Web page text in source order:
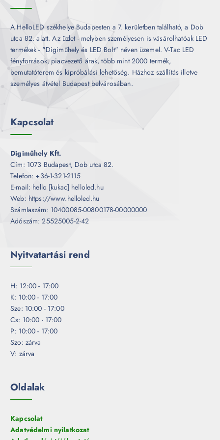
A HelloLED székhelye Budapesten a 7. kerületben található, a Dob
utca 82. alatt. Az üzlet - melyben személyesen is vásárolhatóak LED
termékek - "Digiműhely és LED Bolt" néven üzemel. V-Tac LED
fényforrások, piacvezető árak, több mint 2000 termék,
bemutatóterem és kipróbálási lehetőség. Házhoz szállítás illetve
személyes átvétel Budapest belvárosában.
Kapcsolat
Digiműhely Kft.
Cím: 1073 Budapest, Dob utca 82.
Telefon: +36-1-321-2115
E-mail: hello [kukac] helloled.hu
Web: https://www.helloled.hu
Számlaszám: 10400085-00800178-00000000
Adószám: 25525005-2-42
Nyitvatartási rend
H: 12:00 - 17:00
K: 10:00 - 17:00
Sze: 10:00 - 17:00
Cs: 10:00 - 17:00
P: 10:00 - 17:00
Szo: zárva
V: zárva
Oldalak
Kapcsolat
Adatvédelmi nyilatkozat